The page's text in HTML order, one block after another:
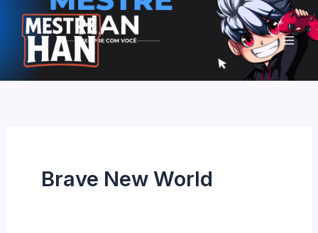
para
conteúdo
Brave New World